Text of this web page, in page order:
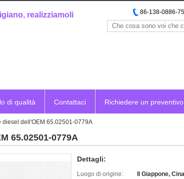
realizziamoli
86-138-0886-
di qualità Contattaci Richiedere un preventivo
diesel dell'OEM 65.02501-0779A
65.02501-0779A
Dettagli:
Luogo di origine:
Il Giappone, Cina